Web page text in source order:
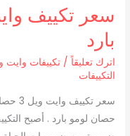
بارد
اترك تعليقاً /تكييفات وايت
التكييفات
حصان لومو بارد . أصبح
وايت
ويل
3
حصان
لومو
بارد